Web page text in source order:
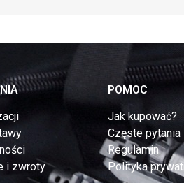
i zwroty
POMOC
Jak kupować?
Częste pytania
Regulamin
Polityka